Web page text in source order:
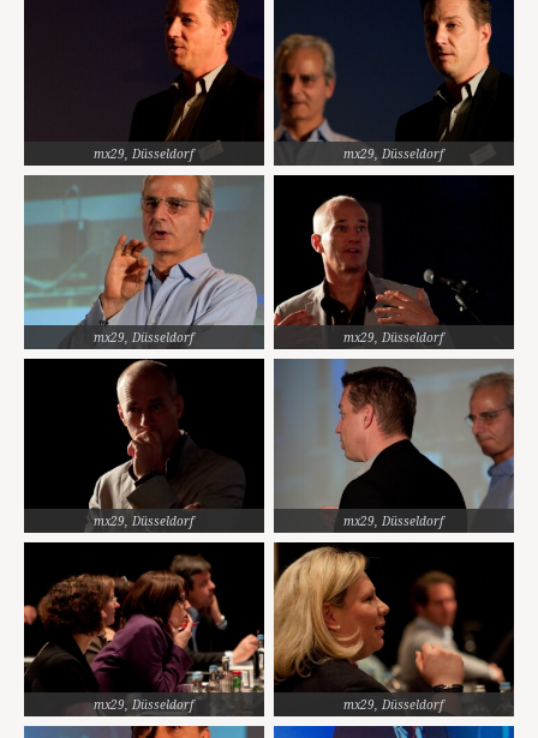
mx29, Düsseldorf mx29, Düsseldorf
mx29, Düsseldorf mx29, Düsseldorf
mx29, Düsseldorf mx29, Düsseldorf
mx29, Düsseldorf mx29, Düsseldorf